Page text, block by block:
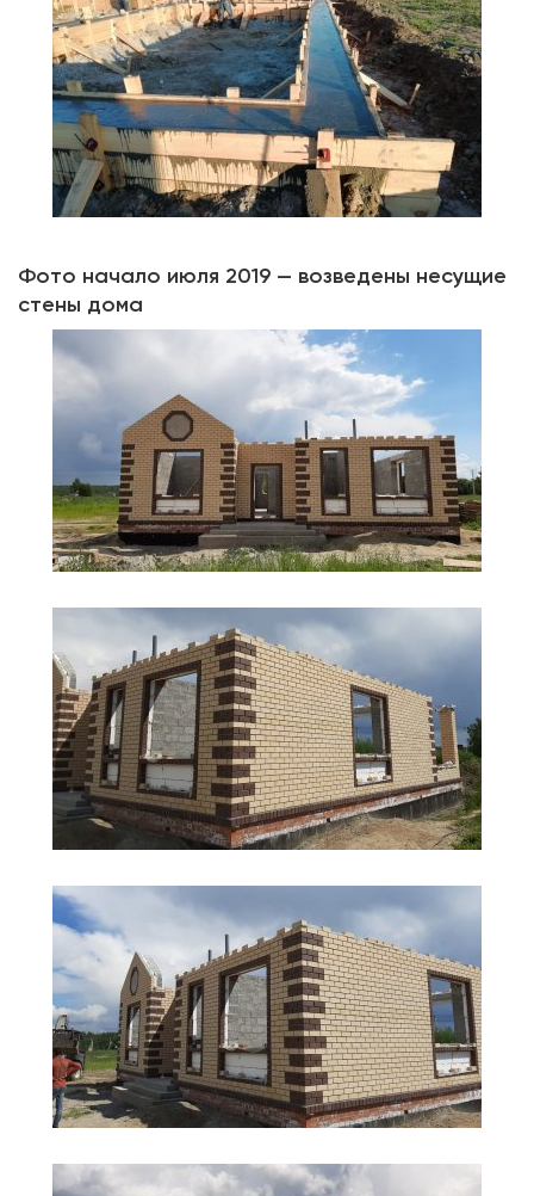
Фото начало июля 2019 — возведены несущие
стены дома